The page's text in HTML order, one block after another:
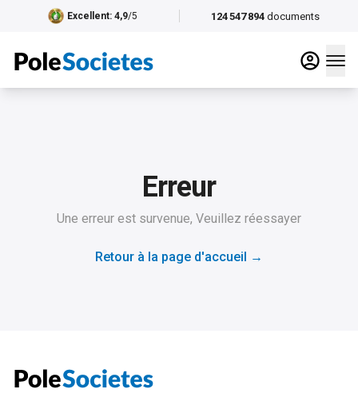
124 547 894 documents
Excellent: 4,9/5
Erreur
Une erreur est survenue, Veuillez réessayer
Retour à la page d'accueil →